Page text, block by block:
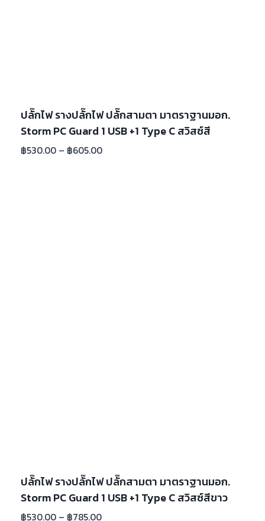
ปลั๊กไฟ รางปลั๊กไฟ ปลั๊กสามตา มาตราฐานมอก.
Storm PC Guard 1 USB +1 Type C สวิสซ์สี
฿530.00 – ฿605.00
ปลั๊กไฟ รางปลั๊กไฟ ปลั๊กสามตา มาตราฐานมอก.
Storm PC Guard 1 USB +1 Type C สวิสซ์สีขาว
฿530.00 – ฿785.00